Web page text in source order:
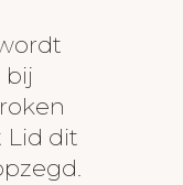
bij
Lid dit